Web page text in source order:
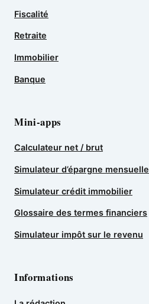
Fiscalité
Retraite
Immobilier
Banque
Mini-apps
Calculateur net / brut
Simulateur d’épargne mensuelle
Simulateur crédit immobilier
Glossaire des termes financiers
Simulateur impôt sur le revenu
Informations